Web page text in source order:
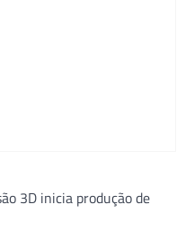
3D inicia produção de